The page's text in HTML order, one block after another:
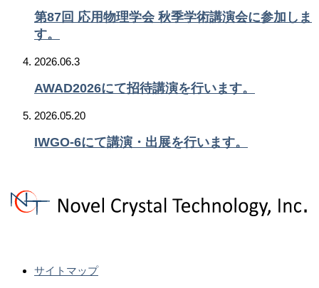
第87回 応用物理学会 秋季学術講演会に参加しま
す。
2026.06.3
AWAD2026にて招待講演を行います。
2026.05.20
IWGO-6にて講演・出展を行います。
サイトマップ